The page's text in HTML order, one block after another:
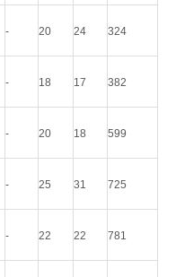
- 20 24 324
- 18 17 382
- 20 18 599
- 25 31 725
- 22 22 781